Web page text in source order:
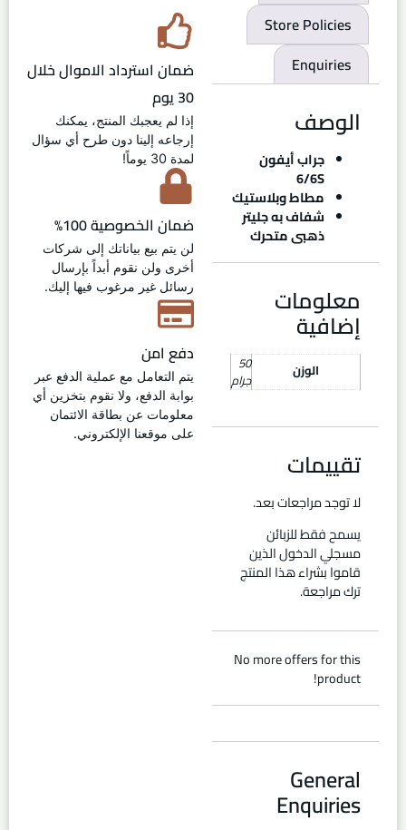
Store Policies
Enquiries
الوصف
جراب أيفون
6/6S
مطاط وبلاستيك
شفاف به جليتر
ذهبى متحرك
معلومات
إضافية
الوزن 50
جرام
تقييمات
لا توجد مراجعات بعد.
يسمح فقط للزبائن
مسجلي الدخول الذين
قاموا بشراء هذا المنتج
ترك مراجعة.
No more offers for this
product!
General
Enquiries
ضمان استرداد الاموال خلال
30 يوم
إذا لم يعجبك المنتج، يمكنك
إرجاعه إلينا دون طرح أي سؤال
لمدة 30 يوماً!
ضمان الخصوصية 100%
لن يتم بيع بياناتك إلى شركات
أخرى ولن نقوم أبداً بإرسال
رسائل غير مرغوب فيها إليك.
دفع امن
يتم التعامل مع عملية الدفع عبر
بوابة الدفع، ولا نقوم بتخزين أي
معلومات عن بطاقة الائتمان
على موقعنا الإلكتروني.